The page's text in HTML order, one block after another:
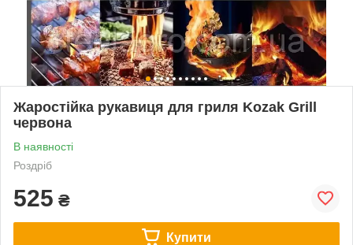
Жаростійка рукавиця для гриля Kozak Grill
червона
В наявності
Роздріб
525 ₴
Купити